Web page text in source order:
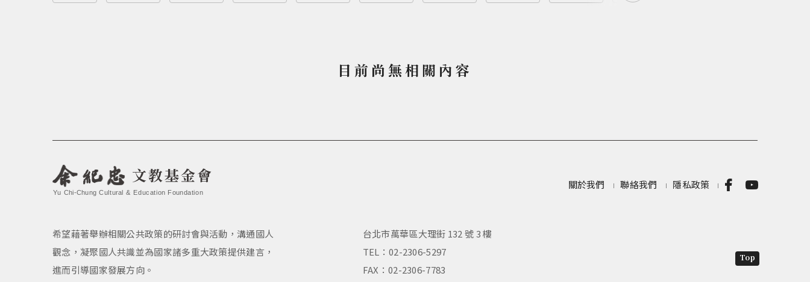
目前尚無相關內容
文教基金會
Yu Chi-Chung Cultural & Education Foundation
關於我們 聯絡我們 隱私政策
希望藉著舉辦相關公共政策的研討會與活動，溝通國人
觀念，凝聚國人共識並為國家諸多重大政策提供建言，
進而引導國家發展方向。
台北市萬華區大理街 132 號 3 樓
TEL：02-2306-5297
FAX：02-2306-7783
Top